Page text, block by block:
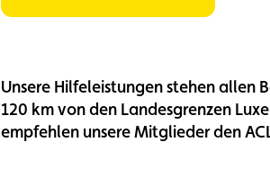
Unsere Hilfeleistungen stehen allen
120 km von den Landesgrenzen
empfehlen unsere Mitglieder den